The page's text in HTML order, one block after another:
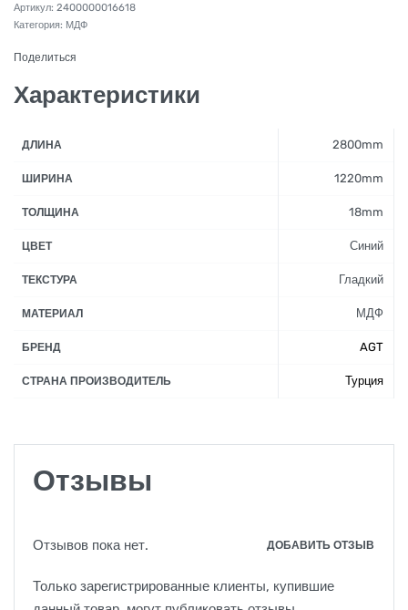
2400000016618
Категория: МДФ
Поделиться
Характеристики
ДЛИНА 2800mm
ШИРИНА 1220mm
ТОЛЩИНА 18mm
ЦВЕТ Синий
ТЕКСТУРА Гладкий
МАТЕРИАЛ МДФ
БРЕНД AGT
СТРАНА ПРОИЗВОДИТЕЛЬ Турция
Отзывы
Отзывов пока нет. ДОБАВИТЬ ОТЗЫВ
Только зарегистрированные клиенты, купившие